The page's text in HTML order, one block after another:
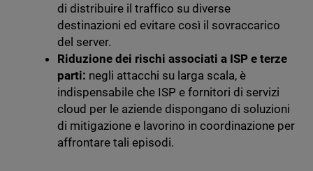
di distribuire il traffico su diverse
destinazioni ed evitare così il sovraccarico
del server.
Riduzione dei rischi associati a ISP e terze
parti: negli attacchi su larga scala, è
indispensabile che ISP e fornitori di servizi
cloud per le aziende dispongano di soluzioni
di mitigazione e lavorino in coordinazione per
affrontare tali episodi.